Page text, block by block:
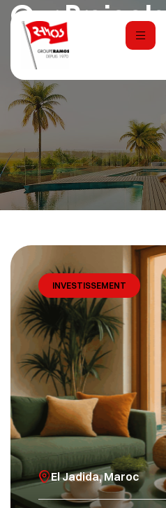
Our Projects
Home Projects
INVESTISSEMENT
El Jadida, Maroc